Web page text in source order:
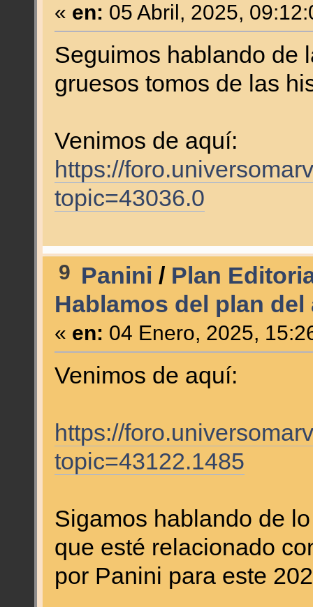
« en: 05 Abril, 2025,
Seguimos hablando de
gruesos tomos de las
Venimos de aquí:
https://
topic=43036.0
9 Panini / Plan
Hablamos del plan del
« en: 04 Enero, 2025,
Venimos de aquí:
https://
topic=43122.1485
Sigamos hablando de
que esté relacionado
por Panini para este